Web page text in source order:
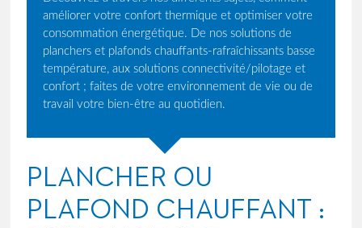
améliorer votre confort thermique et optimiser votre
consommation énergétique. De nos solutions de
planchers et plafonds chauffants-rafraîchissants basse
température, aux solutions connectivité/pilotage et
confort ; faites de votre environnement de vie ou de
travail votre bien-être au quotidien.
PLANCHER OU
PLAFOND CHAUFFANT :